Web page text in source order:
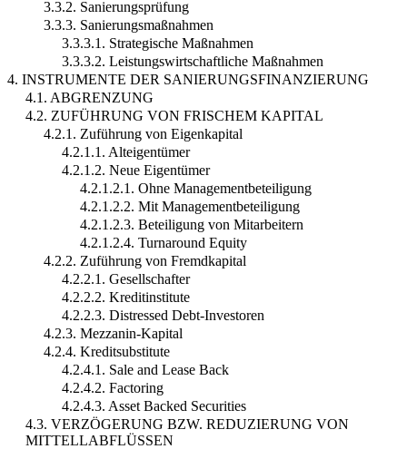
3.3.2. Sanierungsprüfung
3.3.3. Sanierungsmaßnahmen
3.3.3.1. Strategische Maßnahmen
3.3.3.2. Leistungswirtschaftliche Maßnahmen
4. INSTRUMENTE DER SANIERUNGSFINANZIERUNG
4.1. ABGRENZUNG
4.2. ZUFÜHRUNG VON FRISCHEM KAPITAL
4.2.1. Zuführung von Eigenkapital
4.2.1.1. Alteigentümer
4.2.1.2. Neue Eigentümer
4.2.1.2.1. Ohne Managementbeteiligung
4.2.1.2.2. Mit Managementbeteiligung
4.2.1.2.3. Beteiligung von Mitarbeitern
4.2.1.2.4. Turnaround Equity
4.2.2. Zuführung von Fremdkapital
4.2.2.1. Gesellschafter
4.2.2.2. Kreditinstitute
4.2.2.3. Distressed Debt-Investoren
4.2.3. Mezzanin-Kapital
4.2.4. Kreditsubstitute
4.2.4.1. Sale and Lease Back
4.2.4.2. Factoring
4.2.4.3. Asset Backed Securities
4.3. VERZÖGERUNG BZW. REDUZIERUNG VON
MITTELLABFLÜSSEN